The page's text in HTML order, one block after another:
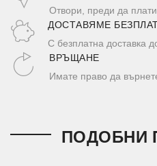
Отвори, преди да
ДОСТАВЯМЕ
С безплатна доставка
ВРЪЩАНЕ
Имате право да
ПОДОБНИ